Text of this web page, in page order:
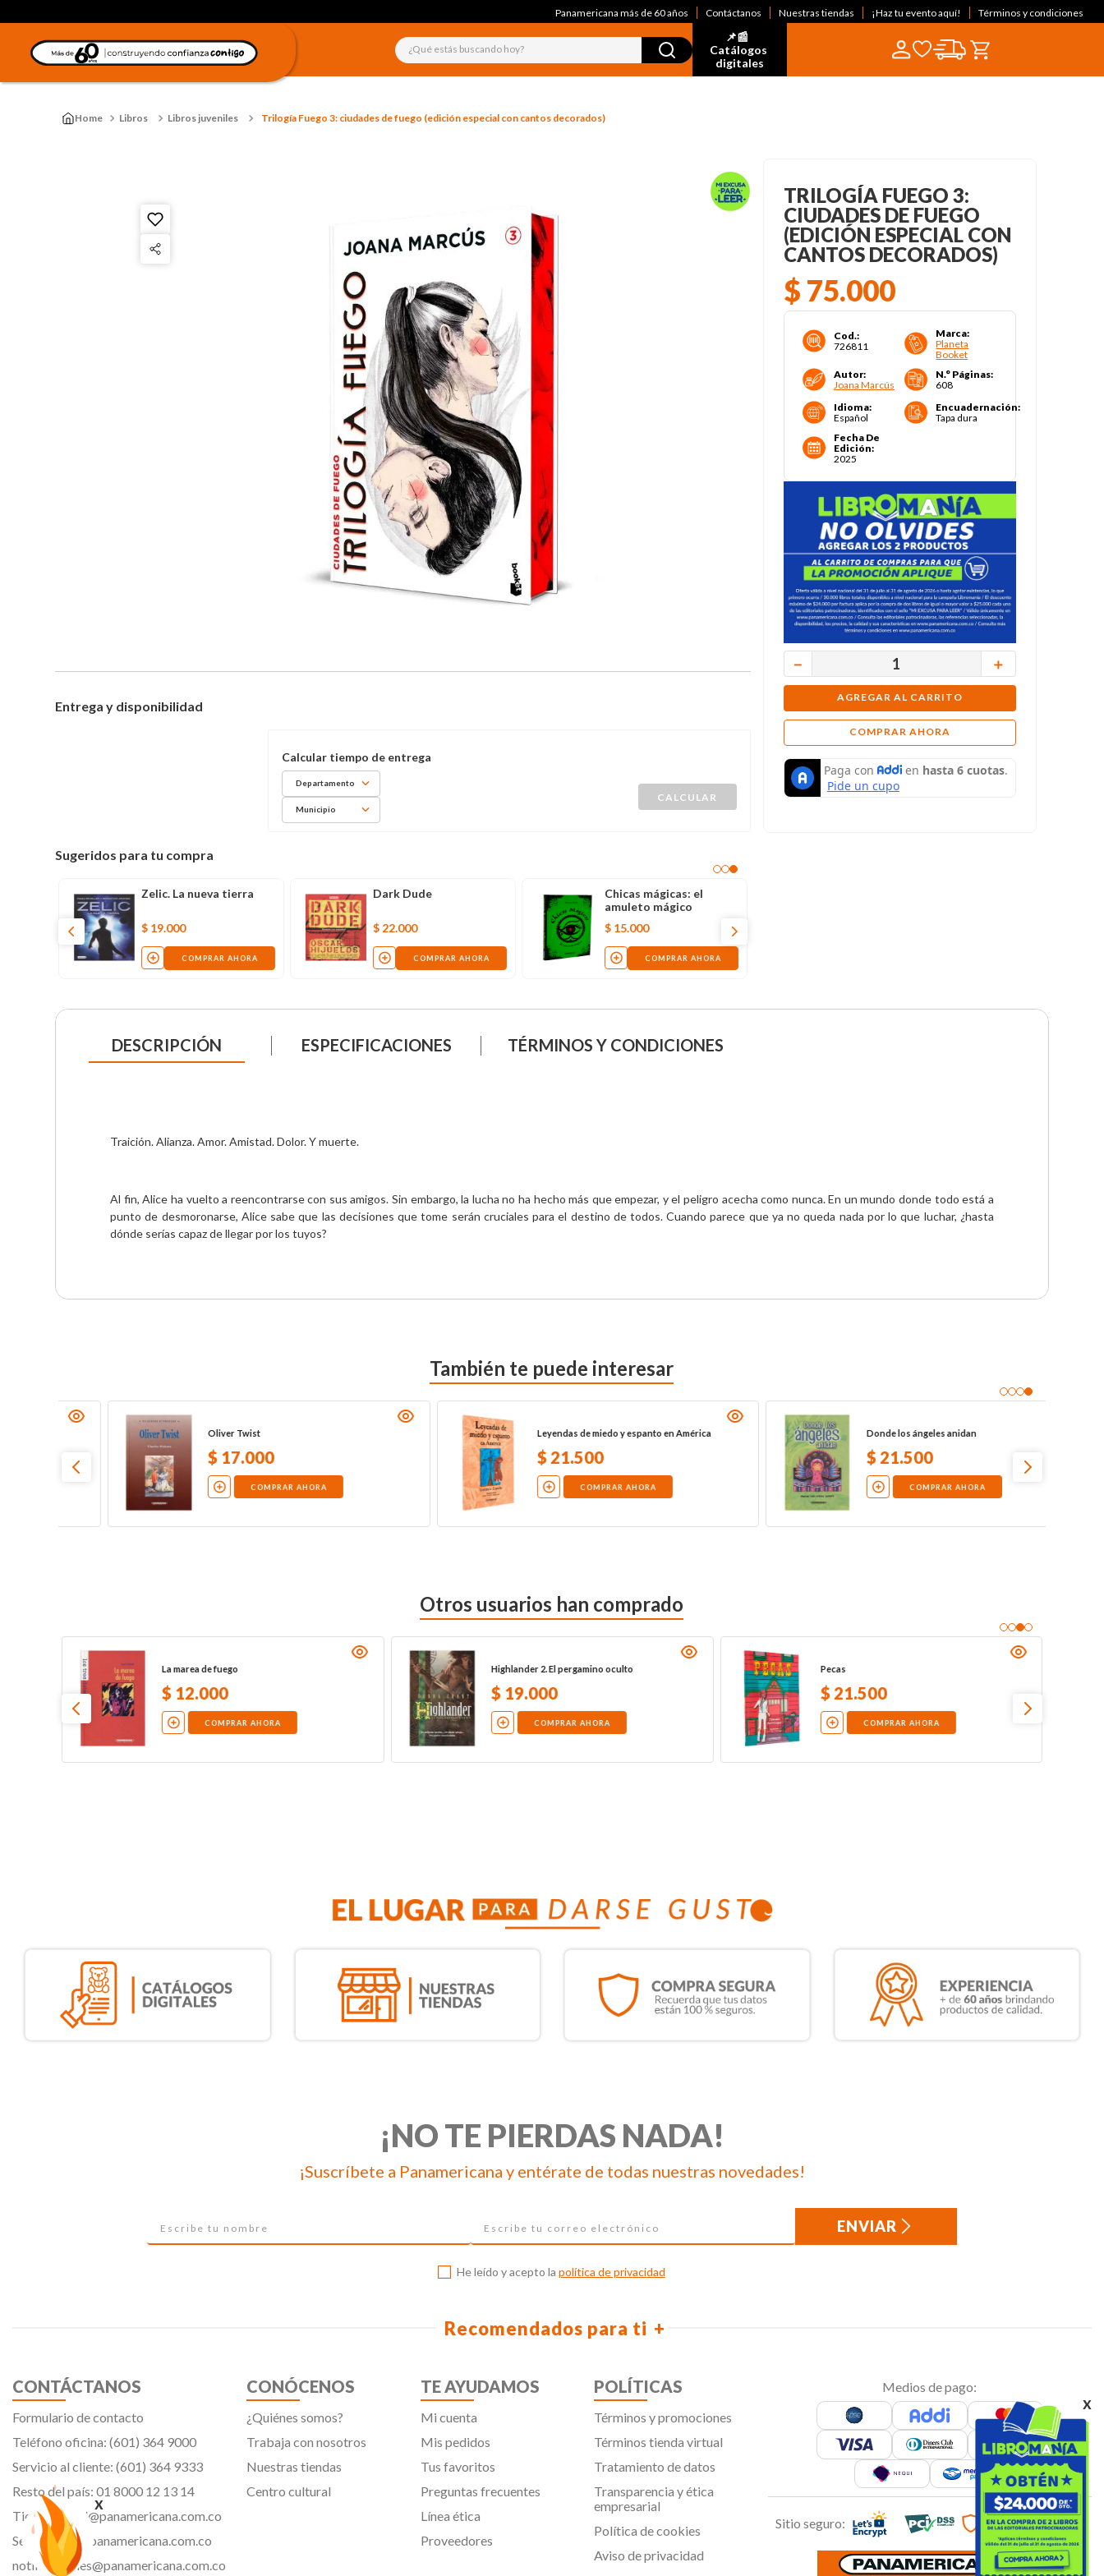
x
x
Panamericana más de 60 años Contáctanos Nuestras tiendas ¡Haz tu evento aquí! Términos y condiciones
¿Qué estás buscando hoy?
📌📰
Catálogos
digitales
Libros Libros juveniles Trilogía Fuego 3: ciudades de fuego (edición especial con cantos decorados)
Entrega y disponibilidad
Departamento
Municipio
Sugeridos para tu compra
Zelic. La nueva tierra
$ 19.000
COMPRAR AHORA
Dark Dude
$ 22.000
COMPRAR AHORA
Chicas mágicas: el
amuleto mágico
$ 15.000
COMPRAR AHORA
TRILOGÍA FUEGO 3:
CIUDADES DE FUEGO
(EDICIÓN ESPECIAL CON
CANTOS DECORADOS)
$ 75.000
Cod.:
726811
Marca:
Planeta
Booket
Autor:
Joana Marcús
N.° Páginas:
608
Idioma:
Español
Encuadernación:
Tapa dura
Fecha De
Edición:
2025
＋
－
AGREGAR AL CARRITO
COMPRAR AHORA
DESCRIPCIÓN ESPECIFICACIONES TÉRMINOS Y CONDICIONES
Traición. Alianza. Amor. Amistad. Dolor. Y muerte.
Al fin, Alice ha vuelto a reencontrarse con sus amigos. Sin embargo, la lucha no ha hecho más que empezar, y el peligro acecha como nunca. En un mundo donde todo está a
punto de desmoronarse, Alice sabe que las decisiones que tome serán cruciales para el destino de todos. Cuando parece que ya no queda nada por lo que luchar, ¿hasta
dónde serías capaz de llegar por los tuyos?
También te puede interesar
Oliver Twist
$17 000
COMPRAR AHORA
Leyendas de miedo y espanto en América
$21 500
COMPRAR AHORA
Donde los ángeles anidan
$21 500
COMPRAR AHORA
Otros usuarios han comprado
La marea de fuego
$ 12.000
COMPRAR AHORA
Highlander 2. El pergamino oculto
$ 19.000
COMPRAR AHORA
Pecas
$21.500
COMPRAR AHORA
¡NO TE PIERDAS NADA!
¡Suscríbete a Panamericana y entérate de todas nuestras novedades!
ENVIAR
He leído y acepto la política de privacidad
Recomendados para ti
CONTÁCTANOS
Formulario de contacto
Teléfono oficina: (601) 364 9000
Servicio al cliente: (601) 364 9333
Resto del país: 01 8000 12 13 14
Tiendavirtual@panamericana.com.co
Servicliente@panamericana.com.co
notificaciones@panamericana.com.co
CONÓCENOS
¿Quiénes somos?
Trabaja con nosotros
Nuestras tiendas
Centro cultural
TE AYUDAMOS
Mi cuenta
Mis pedidos
Tus favoritos
Preguntas frecuentes
Línea ética
Proveedores
POLÍTICAS
Términos y promociones
Términos tienda virtual
Tratamiento de datos
Transparencia y ética
empresarial
Política de cookies
Aviso de privacidad
Medios de pago:
Sitio seguro: